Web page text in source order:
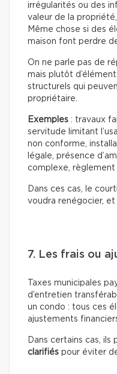
irrégularités ou des
valeur de la
Même chose si des
maison font perdre
On ne parle pas de
mais plutôt
structurels qui
propriétaire.
Exemples : travaux
servitude limitant
non conforme,
légale, présence
complexe,
Dans ces cas, le
voudra renégocier, et
7. Les frais ou
Taxes municipales
d’entretien
un condo : tous ces
ajustements
Dans certains cas, ils
clarifiés pour éviter